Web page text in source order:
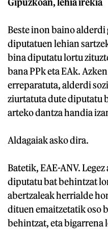
Beste inon baino alderdi
diputatuen lehian
bina diputatu lortu
bana PPk eta EAk.
erreparatuta, alderdi
ziurtatuta dute diputatu
arteko dantza handia
Aldagaiak asko dira.
Batetik, EAE-ANV.
diputatu bat behintzat
abertzaleak herrialde
dituen emaitzetatik oso
behintzat, eta bigarrena